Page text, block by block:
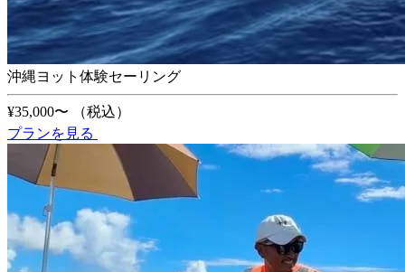
沖縄ヨット体験セーリング
¥35,000〜
（税込）
プランを見る